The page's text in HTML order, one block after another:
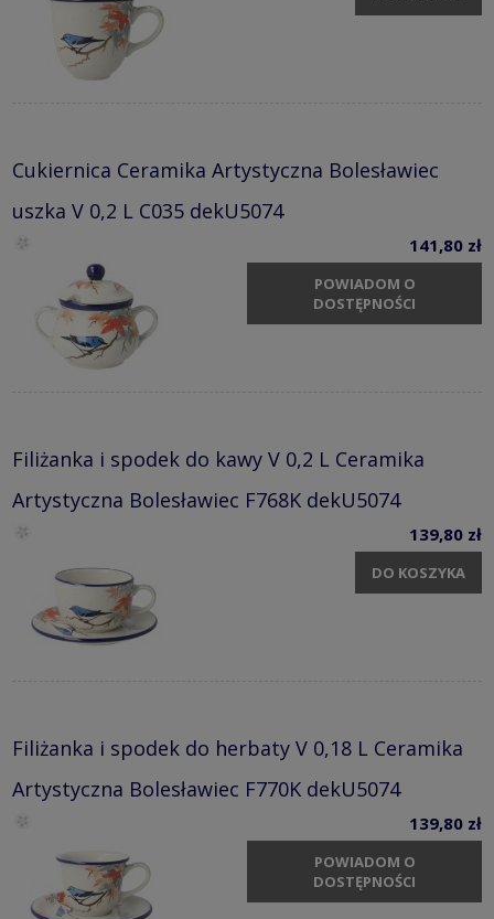
Cukiernica Ceramika Artystyczna Bolesławiec
uszka V 0,2 L C035 dekU5074
141,80 zł
POWIADOM O
DOSTĘPNOŚCI
Filiżanka i spodek do kawy V 0,2 L Ceramika
Artystyczna Bolesławiec F768K dekU5074
139,80 zł
DO KOSZYKA
Filiżanka i spodek do herbaty V 0,18 L Ceramika
Artystyczna Bolesławiec F770K dekU5074
139,80 zł
POWIADOM O
DOSTĘPNOŚCI